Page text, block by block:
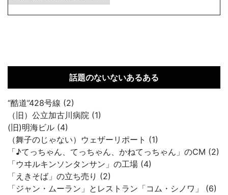
話題のないないあるある
“酷道”428号線 (2)
（旧）公立加古川病院 (1)
(旧)明海ビル (4)
（舞子のじゃない）ウェザーリポート (1)
「♪てっちゃん、てっちゃん、かねてっちゃん」のCM (2)
「ウヰルキンソンタンサン」の工場 (4)
「えきそば」の立ち売り (2)
「ジャン・ムーラン」とレストラン「コム・シノワ」 (6)